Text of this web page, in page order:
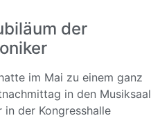
der
im Mai zu einem ganz
in den Musiksaal
der Kongresshalle